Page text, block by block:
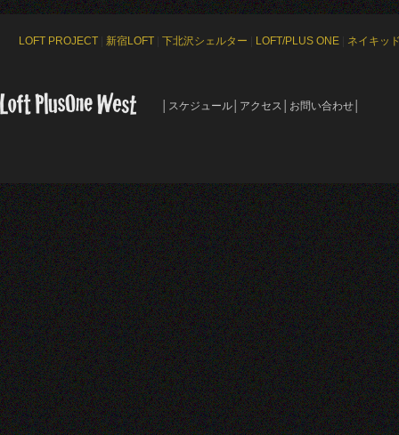
LOFT PROJECT 新宿LOFT 下北沢シェルター LOFT/PLUS ONE ネイキッ
スケジュール アクセス お問い合わせ